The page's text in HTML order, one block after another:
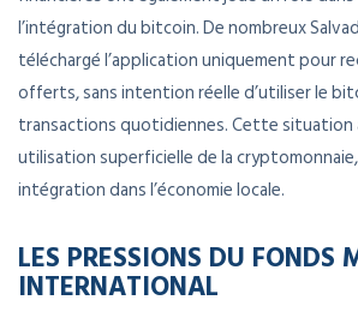
l’intégration du bitcoin. De nombreux
téléchargé l’application uniquement pour
offerts, sans intention réelle d’utiliser le
transactions quotidiennes. Cette situation
utilisation superficielle de la
intégration dans l’économie locale.
LES PRESSIONS DU FONDS
INTERNATIONAL